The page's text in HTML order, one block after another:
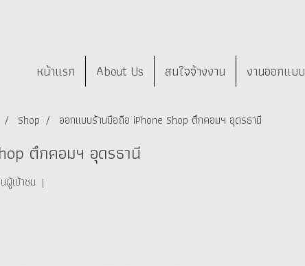
หน้าแรก About Us สนใจจ้างงาน งานออกแบบ
Shop ออกแบบร้านมือถือ iPhone Shop ตึกคอมฯ อุดรธานี
ตึกคอมฯ อุดรธานี
ผู้เข้าชม |